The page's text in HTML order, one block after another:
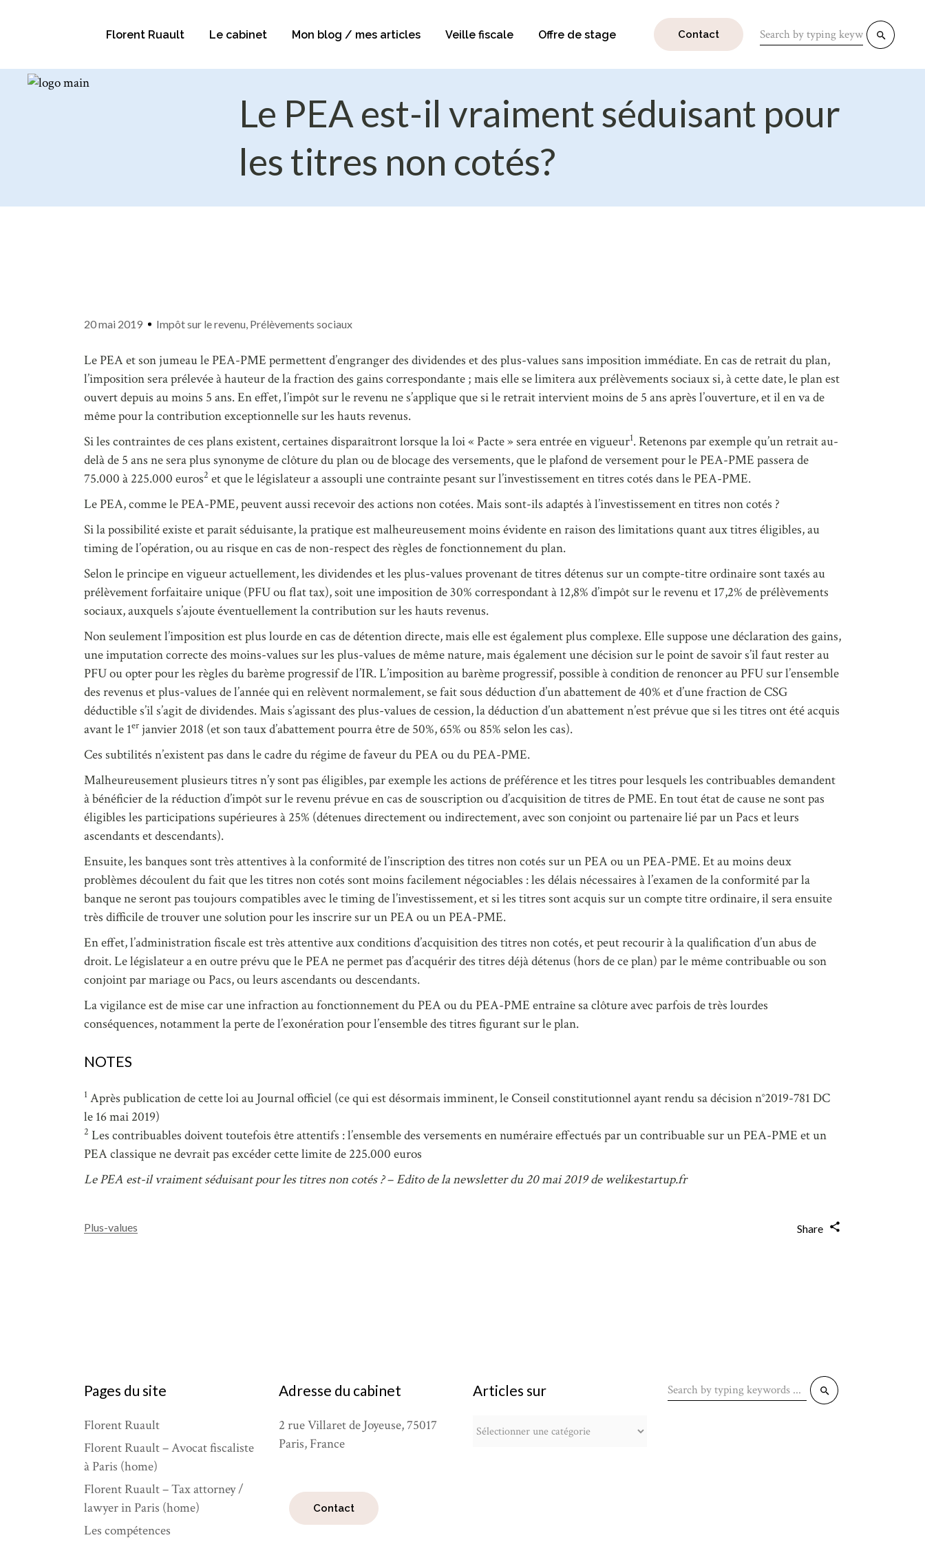
Florent Ruault Le cabinet
Nous contacter
Les honoraires
Politique de cookies (UE)
Mon blog / mes articles Veille fiscale Offre de stage Contact Search
for:
Le PEA est-il vraiment séduisant pour
les titres non cotés?
20 mai 2019 Impôt sur le revenu, Prélèvements sociaux
Le PEA et son jumeau le PEA-PME permettent d’engranger des dividendes et des plus-values sans imposition immédiate. En cas de retrait du plan,
l’imposition sera prélevée à hauteur de la fraction des gains correspondante ; mais elle se limitera aux prélèvements sociaux si, à cette date, le plan est
ouvert depuis au moins 5 ans. En effet, l’impôt sur le revenu ne s’applique que si le retrait intervient moins de 5 ans après l’ouverture, et il en va de
même pour la contribution exceptionnelle sur les hauts revenus.
Si les contraintes de ces plans existent, certaines disparaîtront lorsque la loi « Pacte » sera entrée en vigueur1. Retenons par exemple qu’un retrait au-
delà de 5 ans ne sera plus synonyme de clôture du plan ou de blocage des versements, que le plafond de versement pour le PEA-PME passera de
75.000 à 225.000 euros2 et que le législateur a assoupli une contrainte pesant sur l’investissement en titres cotés dans le PEA-PME.
Le PEA, comme le PEA-PME, peuvent aussi recevoir des actions non cotées. Mais sont-ils adaptés à l’investissement en titres non cotés ?
Si la possibilité existe et paraît séduisante, la pratique est malheureusement moins évidente en raison des limitations quant aux titres éligibles, au
timing de l’opération, ou au risque en cas de non-respect des règles de fonctionnement du plan.
Selon le principe en vigueur actuellement, les dividendes et les plus-values provenant de titres détenus sur un compte-titre ordinaire sont taxés au
prélèvement forfaitaire unique (PFU ou flat tax), soit une imposition de 30% correspondant à 12,8% d’impôt sur le revenu et 17,2% de prélèvements
sociaux, auxquels s’ajoute éventuellement la contribution sur les hauts revenus.
Non seulement l’imposition est plus lourde en cas de détention directe, mais elle est également plus complexe. Elle suppose une déclaration des gains,
une imputation correcte des moins-values sur les plus-values de même nature, mais également une décision sur le point de savoir s’il faut rester au
PFU ou opter pour les règles du barème progressif de l’IR. L’imposition au barème progressif, possible à condition de renoncer au PFU sur l’ensemble
des revenus et plus-values de l’année qui en relèvent normalement, se fait sous déduction d’un abattement de 40% et d’une fraction de CSG
déductible s’il s’agit de dividendes. Mais s’agissant des plus-values de cession, la déduction d’un abattement n’est prévue que si les titres ont été acquis
avant le 1er janvier 2018 (et son taux d’abattement pourra être de 50%, 65% ou 85% selon les cas).
Ces subtilités n’existent pas dans le cadre du régime de faveur du PEA ou du PEA-PME.
Malheureusement plusieurs titres n’y sont pas éligibles, par exemple les actions de préférence et les titres pour lesquels les contribuables demandent
à bénéficier de la réduction d’impôt sur le revenu prévue en cas de souscription ou d’acquisition de titres de PME. En tout état de cause ne sont pas
éligibles les participations supérieures à 25% (détenues directement ou indirectement, avec son conjoint ou partenaire lié par un Pacs et leurs
ascendants et descendants).
Ensuite, les banques sont très attentives à la conformité de l’inscription des titres non cotés sur un PEA ou un PEA-PME. Et au moins deux
problèmes découlent du fait que les titres non cotés sont moins facilement négociables : les délais nécessaires à l’examen de la conformité par la
banque ne seront pas toujours compatibles avec le timing de l’investissement, et si les titres sont acquis sur un compte titre ordinaire, il sera ensuite
très difficile de trouver une solution pour les inscrire sur un PEA ou un PEA-PME.
En effet, l’administration fiscale est très attentive aux conditions d’acquisition des titres non cotés, et peut recourir à la qualification d’un abus de
droit. Le législateur a en outre prévu que le PEA ne permet pas d’acquérir des titres déjà détenus (hors de ce plan) par le même contribuable ou son
conjoint par mariage ou Pacs, ou leurs ascendants ou descendants.
La vigilance est de mise car une infraction au fonctionnement du PEA ou du PEA-PME entraîne sa clôture avec parfois de très lourdes
conséquences, notamment la perte de l’exonération pour l’ensemble des titres figurant sur le plan.
NOTES
1 Après publication de cette loi au Journal officiel (ce qui est désormais imminent, le Conseil constitutionnel ayant rendu sa décision n°2019-781 DC
le 16 mai 2019)
2 Les contribuables doivent toutefois être attentifs : l’ensemble des versements en numéraire effectués par un contribuable sur un PEA-PME et un
PEA classique ne devrait pas excéder cette limite de 225.000 euros
Le PEA est-il vraiment séduisant pour les titres non cotés ?–Edito de la newsletter du 20 mai 2019 de welikestartup.fr
Plus-values Share
Pages du site
Florent Ruault
Florent Ruault – Avocat fiscaliste
à Paris (home)
Florent Ruault – Tax attorney /
lawyer in Paris (home)
Les compétences
Adresse du cabinet
2 rue Villaret de Joyeuse, 75017
Paris, France
Contact
Articles sur
sur
Search
for: